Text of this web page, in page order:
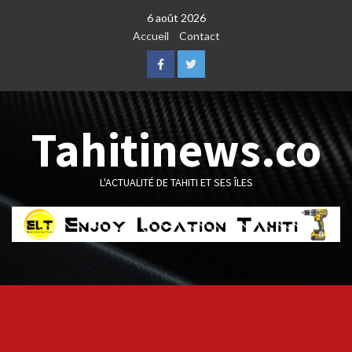
6 août 2026
Accueil
Contact
FacebookTwitter
Tahitinews.co
L'ACTUALITÉ DE TAHITI ET SES ÎLES